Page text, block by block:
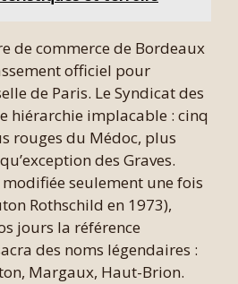
de commerce de Bordeaux
officiel pour
de Paris. Le Syndicat des
hiérarchie implacable : cinq
rouges du Médoc, plus
des Graves.
seulement une fois
Rothschild en 1973),
jours la référence
des noms légendaires :
Margaux, Haut-Brion.